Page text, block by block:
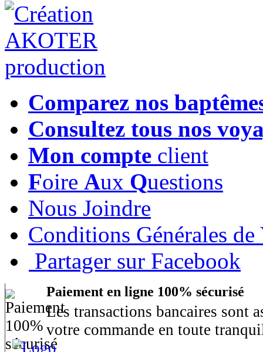
Comparez nos
Consultez tous nos
Mon compte client
Foire Aux Questions
Nous Joindre
Conditions Générales de
Partager sur Facebook
Paiement en ligne 100% sécurisé
Les transactions bancaires sont
votre commande en toute